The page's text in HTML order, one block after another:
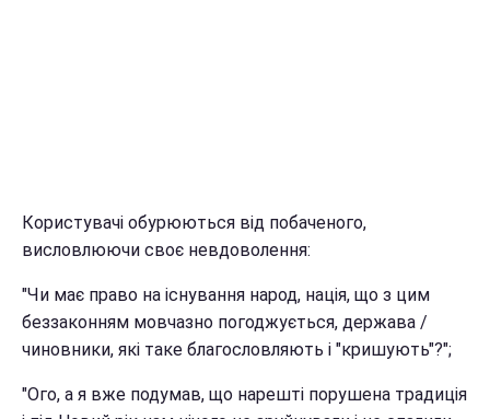
Користувачі обурюються від побаченого,
висловлюючи своє невдоволення:
"Чи має право на існування народ, нація, що з цим
беззаконням мовчазно погоджується, держава /
чиновники, які таке благословляють і "кришують"?";
"Ого, а я вже подумав, що нарешті порушена традиція